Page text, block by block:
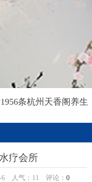
条杭州天香阁养生
疗会所
人气： 11 评论： 0